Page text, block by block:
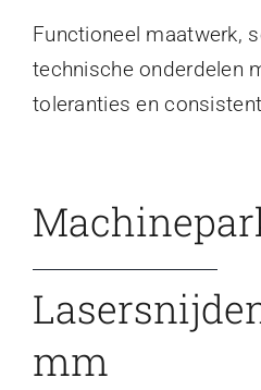
Functioneel maatwerk,
technische onderdelen
toleranties en
mm